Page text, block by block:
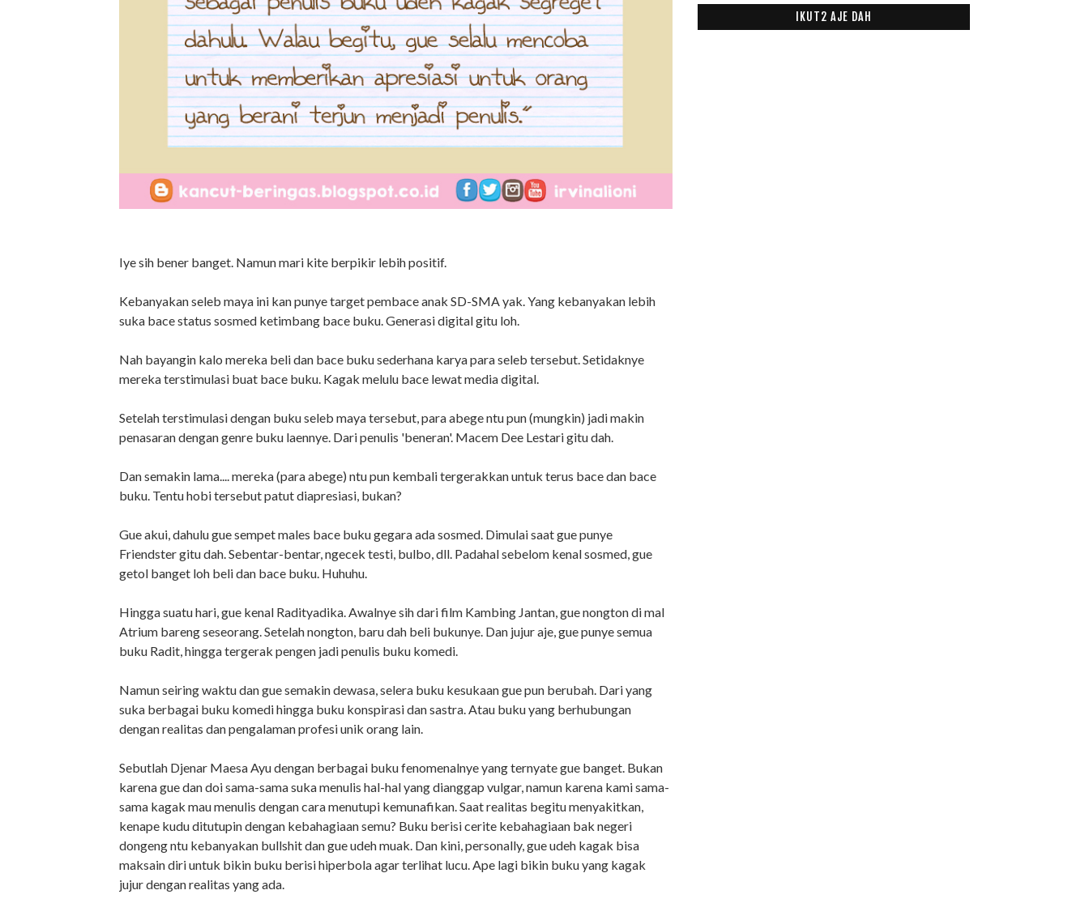
Iye sih bener banget. Namun mari kite berpikir lebih positif.
Kebanyakan seleb maya ini kan punye target pembace anak SD-SMA yak. Yang kebanyakan lebih
suka bace status sosmed ketimbang bace buku. Generasi digital gitu loh.
Nah bayangin kalo mereka beli dan bace buku sederhana karya para seleb tersebut. Setidaknye
mereka terstimulasi buat bace buku. Kagak melulu bace lewat media digital.
Setelah terstimulasi dengan buku seleb maya tersebut, para abege ntu pun (mungkin) jadi makin
penasaran dengan genre buku laennye. Dari penulis 'beneran'. Macem Dee Lestari gitu dah.
Dan semakin lama.... mereka (para abege) ntu pun kembali tergerakkan untuk terus bace dan bace
buku. Tentu hobi tersebut patut diapresiasi, bukan?
Gue akui, dahulu gue sempet males bace buku gegara ada sosmed. Dimulai saat gue punye
Friendster gitu dah. Sebentar-bentar, ngecek testi, bulbo, dll. Padahal sebelom kenal sosmed, gue
getol banget loh beli dan bace buku. Huhuhu.
Hingga suatu hari, gue kenal Radityadika. Awalnye sih dari film Kambing Jantan, gue nongton di mal
Atrium bareng seseorang. Setelah nongton, baru dah beli bukunye. Dan jujur aje, gue punye semua
buku Radit, hingga tergerak pengen jadi penulis buku komedi.
Namun seiring waktu dan gue semakin dewasa, selera buku kesukaan gue pun berubah. Dari yang
suka berbagai buku komedi hingga buku konspirasi dan sastra. Atau buku yang berhubungan
dengan realitas dan pengalaman profesi unik orang lain.
Sebutlah Djenar Maesa Ayu dengan berbagai buku fenomenalnye yang ternyate gue banget. Bukan
karena gue dan doi sama-sama suka menulis hal-hal yang dianggap vulgar, namun karena kami sama-
sama kagak mau menulis dengan cara menutupi kemunafikan. Saat realitas begitu menyakitkan,
kenape kudu ditutupin dengan kebahagiaan semu? Buku berisi cerite kebahagiaan bak negeri
dongeng ntu kebanyakan bullshit dan gue udeh muak. Dan kini, personally, gue udeh kagak bisa
maksain diri untuk bikin buku berisi hiperbola agar terlihat lucu. Ape lagi bikin buku yang kagak
jujur dengan realitas yang ada.
IKUT2 AJE DAH